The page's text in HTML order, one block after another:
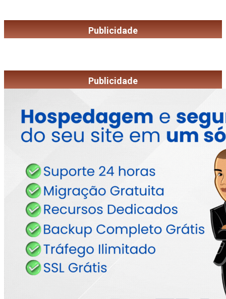
Publicidade
Publicidade